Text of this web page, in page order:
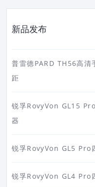
新品发布
普雷德PARD TH56高清
距
锐孚RovyVon GL15
器
锐孚RovyVon GL5 Pro
锐孚RovyVon GL4 Pro